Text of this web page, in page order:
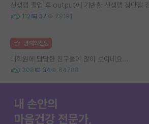
신생랩 졸업 후 output에 기반한 신생랩 장단점
112 37 79191
명예의전당
대학원에 답답한 친구들이 많이 보이네요...
308 34 64788